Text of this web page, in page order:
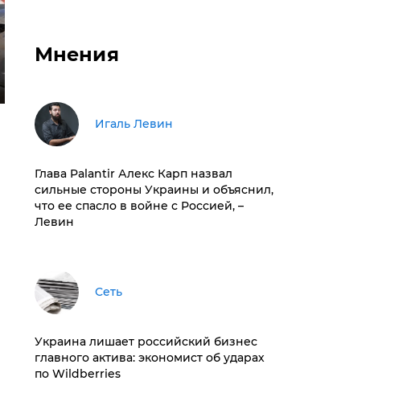
Мнения
Игаль Левин
Глава Palantir Алекс Карп назвал
сильные стороны Украины и объяснил,
что ее спасло в войне с Россией, –
Левин
Сеть
​Украина лишает российский бизнес
главного актива: экономист об ударах
по Wildberries